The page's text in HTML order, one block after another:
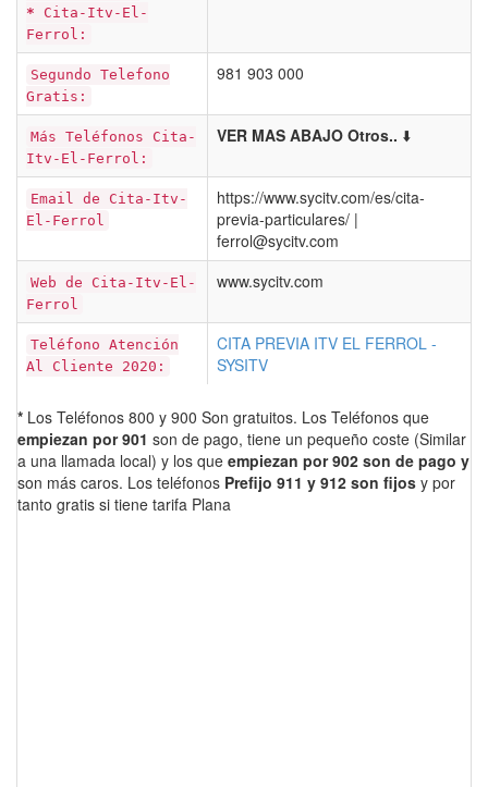
* Cita-Itv-El-
Ferrol:
Segundo Telefono
Gratis:
981 903 000
Más Teléfonos Cita-
Itv-El-Ferrol:
VER MAS ABAJO Otros.. ⬇️
Email de Cita-Itv-
El-Ferrol
https://www.sycitv.com/es/cita-
previa-particulares/ |
ferrol@sycitv.com
Web de Cita-Itv-El-
Ferrol
www.sycitv.com
Teléfono Atención
Al Cliente 2020:
CITA PREVIA ITV EL FERROL -
SYSITV
* Los Teléfonos 800 y 900 Son gratuitos. Los Teléfonos que
empiezan por 901 son de pago, tiene un pequeño coste (Similar
a una llamada local) y los que empiezan por 902 son de pago y
son más caros. Los teléfonos Prefijo 911 y 912 son fijos y por
tanto gratis si tiene tarifa Plana